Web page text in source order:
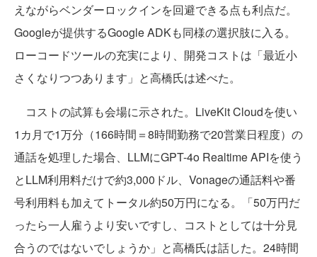
えながらベンダーロックインを回避できる点も利点だ。
Googleが提供するGoogle ADKも同様の選択肢に入る。
ローコードツールの充実により、開発コストは「最近小
さくなりつつあります」と高橋氏は述べた。
コストの試算も会場に示された。LiveKit Cloudを使い
1カ月で1万分（166時間＝8時間勤務で20営業日程度）の
通話を処理した場合、LLMにGPT-4o Realtime APIを使う
とLLM利用料だけで約3,000ドル、Vonageの通話料や番
号利用料も加えてトータル約50万円になる。「50万円だ
ったら一人雇うより安いですし、コストとしては十分見
合うのではないでしょうか」と高橋氏は話した。24時間